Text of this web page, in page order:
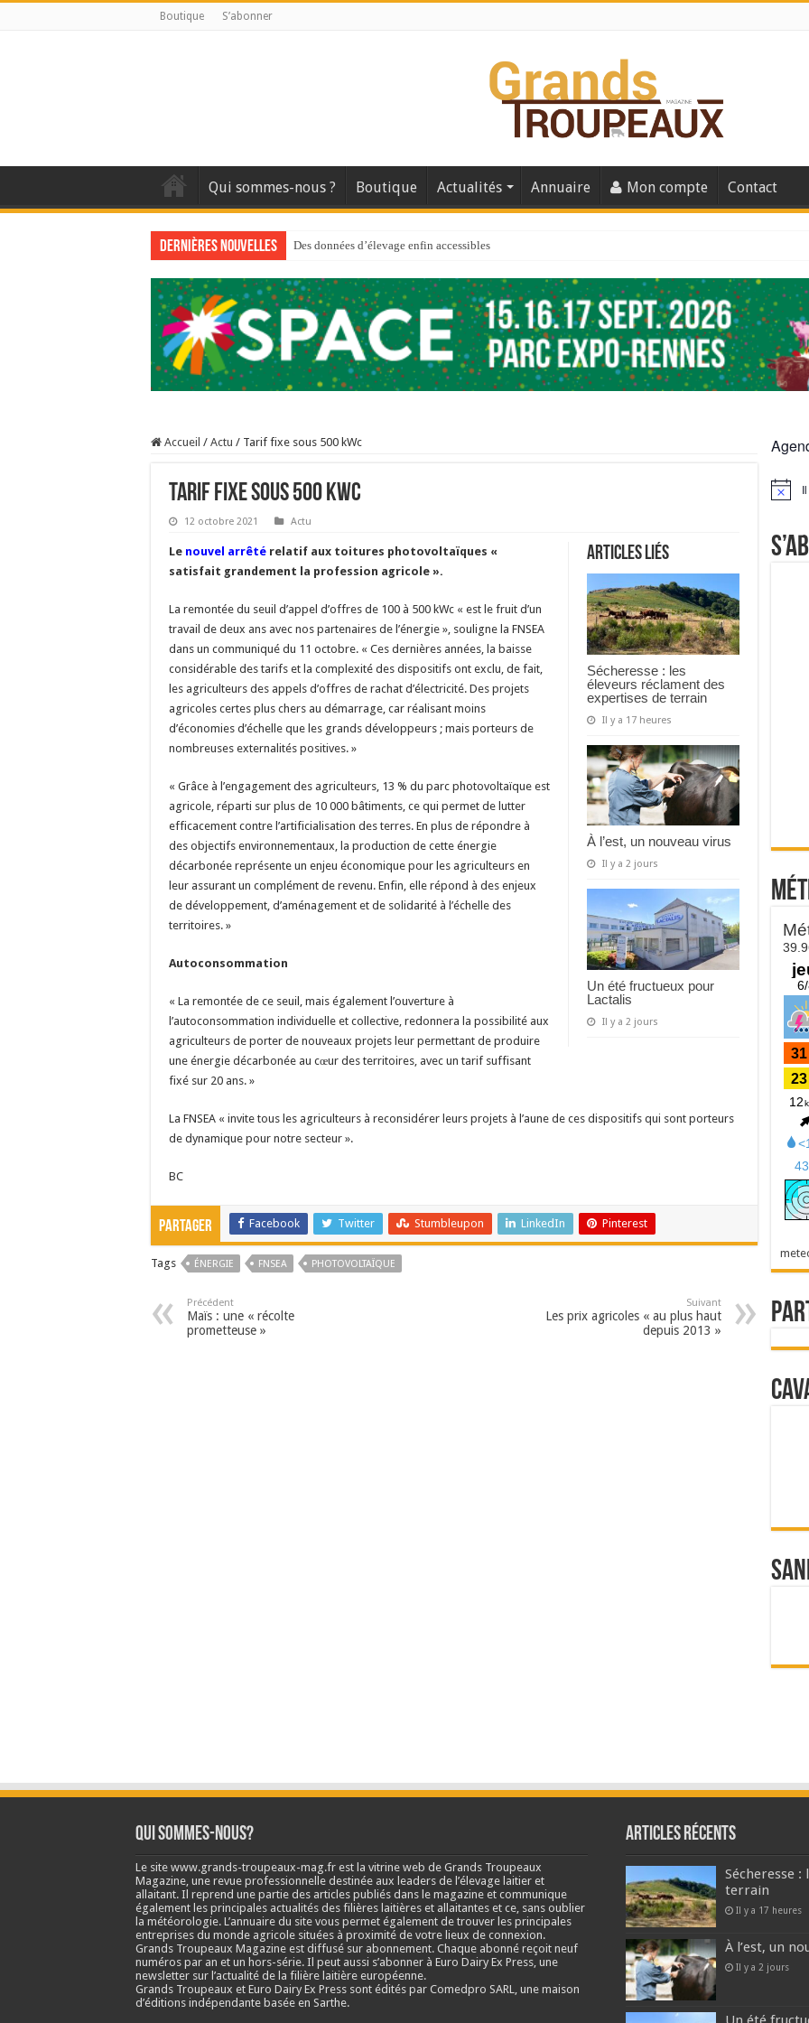
Boutique S’abonner
Qui sommes-nous ? Boutique Actualités Annuaire Mon compte Contact
Dernières nouvelles Des données d’élevage enfin accessibles
Au sommaire du premier numéro de 2025
Au sommaire de GTM 110
Aidez-nous à améliorer la santé de vos veaux !
Au sommaire de GTM 91
À l’est, un nouveau virus
Les canicules freinent la collecte laitière
Accueil / Actu / Tarif fixe sous 500 kWc
Tarif fixe sous 500 kWc
12 octobre 2021 Actu
Articles liés
Sécheresse : les
éleveurs réclament des
expertises de terrain
Il y a 17 heures
À l’est, un nouveau virus
Il y a 2 jours
Un été fructueux pour
Lactalis
Il y a 2 jours
Le nouvel arrêté relatif aux toitures photovoltaïques «
satisfait grandement la profession agricole ».
La remontée du seuil d’appel d’offres de 100 à 500 kWc « est le fruit d’un
travail de deux ans avec nos partenaires de l’énergie », souligne la FNSEA
dans un communiqué du 11 octobre. « Ces dernières années, la baisse
considérable des tarifs et la complexité des dispositifs ont exclu, de fait,
les agriculteurs des appels d’offres de rachat d’électricité. Des projets
agricoles certes plus chers au démarrage, car réalisant moins
d’économies d’échelle que les grands développeurs ; mais porteurs de
nombreuses externalités positives. »
« Grâce à l’engagement des agriculteurs, 13 % du parc photovoltaïque est
agricole, réparti sur plus de 10 000 bâtiments, ce qui permet de lutter
efficacement contre l’artificialisation des terres. En plus de répondre à
des objectifs environnementaux, la production de cette énergie
décarbonée représente un enjeu économique pour les agriculteurs en
leur assurant un complément de revenu. Enfin, elle répond à des enjeux
de développement, d’aménagement et de solidarité à l’échelle des
territoires. »
Autoconsommation
« La remontée de ce seuil, mais également l’ouverture à
l’autoconsommation individuelle et collective, redonnera la possibilité aux
agriculteurs de porter de nouveaux projets leur permettant de produire
une énergie décarbonée au cœur des territoires, avec un tarif suffisant
fixé sur 20 ans. »
La FNSEA « invite tous les agriculteurs à reconsidérer leurs projets à l’aune de ces dispositifs qui sont porteurs
de dynamique pour notre secteur ».
BC
Partager Facebook Twitter Stumbleupon LinkedIn Pinterest
Tags ÉNERGIE FNSEA PHOTOVOLTAÏQUE
Précédent
Maïs : une « récolte
prometteuse »
Suivant
Les prix agricoles « au plus haut
depuis 2013 »
Notice
Qui sommes-nous?
Le site www.grands-troupeaux-mag.fr est la vitrine web de Grands Troupeaux
Magazine, une revue professionnelle destinée aux leaders de l’élevage laitier et
allaitant. Il reprend une partie des articles publiés dans le magazine et communique
également les principales actualités des filières laitières et allaitantes et ce, sans oublier
la météorologie. L’annuaire du site vous permet également de trouver les principales
entreprises du monde agricole situées à proximité de votre lieux de connexion.
Grands Troupeaux Magazine est diffusé sur abonnement. Chaque abonné reçoit neuf
numéros par an et un hors-série. Il peut aussi s’abonner à Euro Dairy Ex Press, une
newsletter sur l’actualité de la filière laitière européenne.
Grands Troupeaux et Euro Dairy Ex Press sont édités par Comedpro SARL, une maison
d’éditions indépendante basée en Sarthe.
Articles récents
Sécheresse
terrain
Il y a 17 heures
À l’est, un
Il y a 2 jours